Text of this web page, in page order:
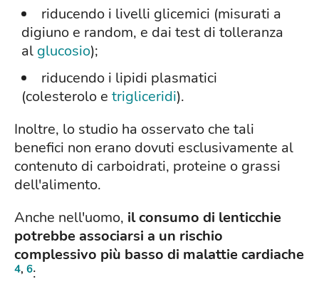
riducendo i livelli glicemici (misurati a
digiuno e random, e dai test di tolleranza
al glucosio);
riducendo i lipidi plasmatici
(colesterolo e trigliceridi).
Inoltre, lo studio ha osservato che tali
benefici non erano dovuti esclusivamente al
contenuto di carboidrati, proteine o grassi
dell'alimento.
Anche nell'uomo, il consumo di lenticchie
potrebbe associarsi a un rischio
complessivo più basso di malattie cardiache
4, 6: